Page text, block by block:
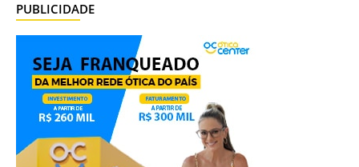
PUBLICIDADE